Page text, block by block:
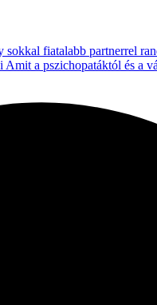
sokkal fiatalabb partnerrel
Amit a pszichopatáktól és a